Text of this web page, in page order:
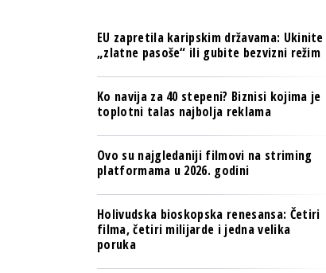
BANKE
OSIGURANJE
TECH I AI
BIZNIS & SPORT
PULS REGIONA
NOVO NA RAFU
OSIGURANJE
TECH I AI
PULS REGIONA
EU zapretila karipskim državama: Ukinite
„zlatne pasoše“ ili gubite bezvizni režim
Ko navija za 40 stepeni? Biznisi kojima je
toplotni talas najbolja reklama
Ovo su najgledaniji filmovi na striming
platformama u 2026. godini
Holivudska bioskopska renesansa: Četiri
filma, četiri milijarde i jedna velika
poruka